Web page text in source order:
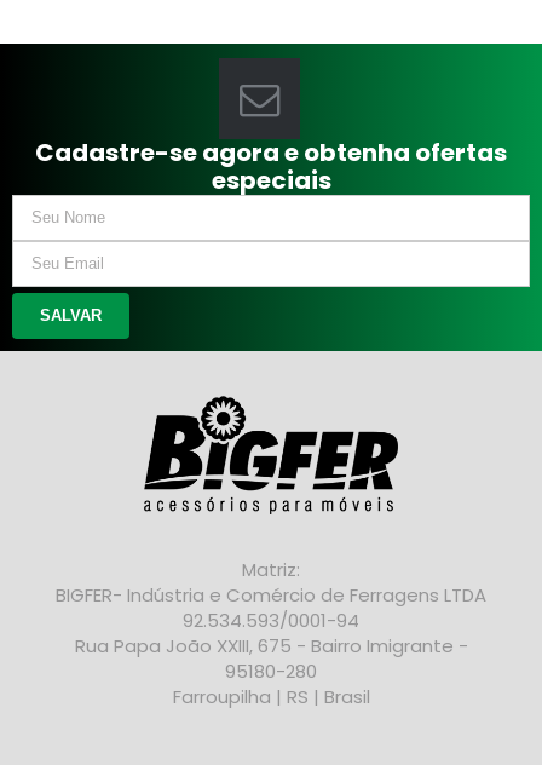
Cadastre-se agora e obtenha ofertas
especiais
SALVAR
Matriz:
BIGFER- Indústria e Comércio de Ferragens LTDA
92.534.593/0001-94
Rua Papa João XXIII, 675 - Bairro Imigrante -
95180-280
Farroupilha | RS | Brasil